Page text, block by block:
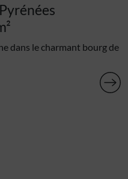
dans le charmant bourg de